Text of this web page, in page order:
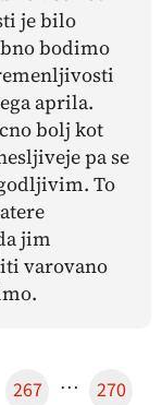
je bilo
bodimo
aprila.
bolj kot
pa se
To
jim
varovano
267 … 270